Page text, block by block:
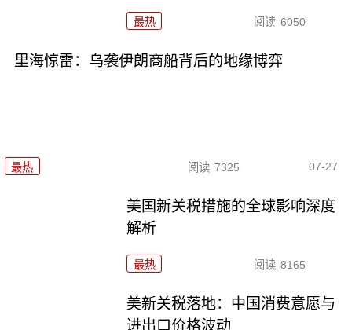
最热 阅读 6050
里海惊雷：乌袭伊朗商船背后的地缘博弈
最热 阅读 7325 07-27
美国新关税措施的全球影响深度
解析
最热 阅读 8165
美新关税落地：中国消费意愿与
进出口价格波动